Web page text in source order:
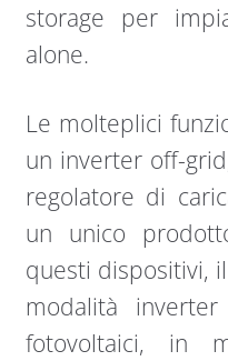
storage per
alone.
Le molteplici
un inverter off-
regolatore di
un unico
questi dispositivi,
modalità
fotovoltaici, in